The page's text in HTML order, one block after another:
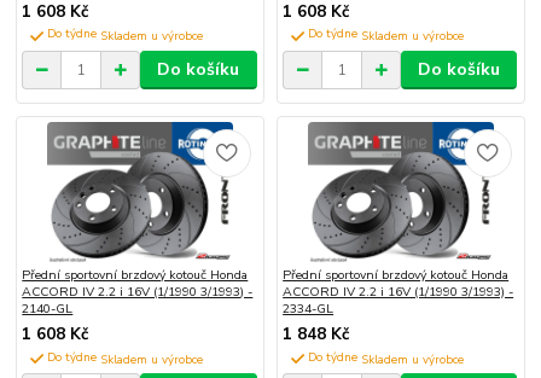
1 608 Kč
Do týdne
Do košíku
1 608 Kč
Do týdne
Do košíku
Přední sportovní brzdový kotouč Honda
ACCORD IV 2.2 i 16V (1/1990 3/1993) -
2140-GL
1 608 Kč
Do týdne
Přední sportovní brzdový kotouč Honda
ACCORD IV 2.2 i 16V (1/1990 3/1993) -
2334-GL
1 848 Kč
Do týdne